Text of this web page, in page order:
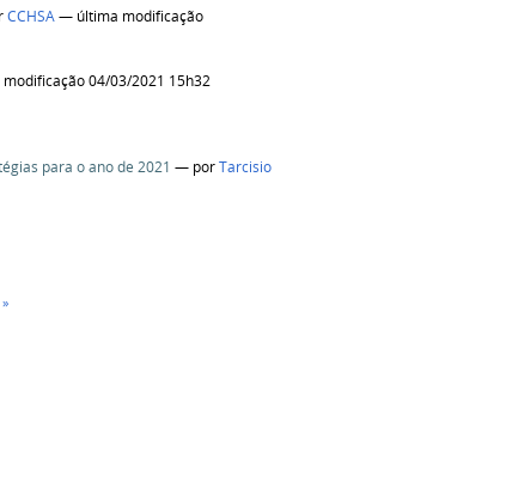
CCHSA— última modificação
04/03/2021 15h32
para o ano de 2021 — porTarcisio